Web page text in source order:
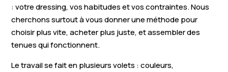
Pfaffenhoffen
Soufflenheim
Herrlisheim
Hoerdt
Plobsheim
Bains
: votre dressing, vos habitudes et vos contraintes. Nous
cherchons surtout à vous donner une méthode pour
choisir plus vite, acheter plus juste, et assembler des
tenues qui fonctionnent.
Le travail se fait en plusieurs volets : couleurs,